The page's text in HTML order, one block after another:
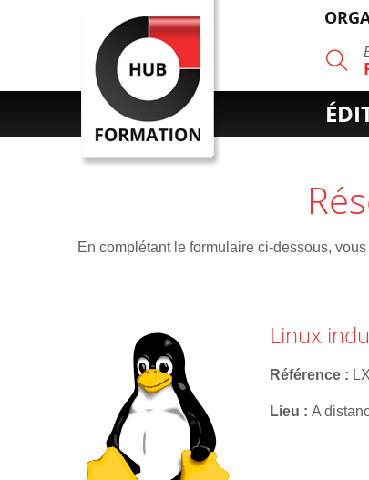
En complétant le formulaire ci-dessous,
Linux
Référence
Lieu A